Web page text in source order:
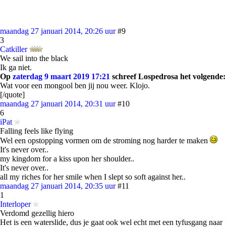
maandag 27 januari 2014, 20:26 uur #9
3
Catkiller
We sail into the black
Ik ga niet.
Op zaterdag 9 maart 2019 17:21 schreef Lospedrosa het volgende:
Wat voor een mongool ben jij nou weer. Klojo.
[/quote]
maandag 27 januari 2014, 20:31 uur #10
6
iPat
Falling feels like flying
Wel een opstopping vormen om de stroming nog harder te maken
It's never over..
my kingdom for a kiss upon her shoulder..
It's never over..
all my riches for her smile when I slept so soft against her..
maandag 27 januari 2014, 20:35 uur #11
1
Interloper
Verdomd gezellig hiero
Het is een waterslide, dus je gaat ook wel echt met een tyfusgang naar